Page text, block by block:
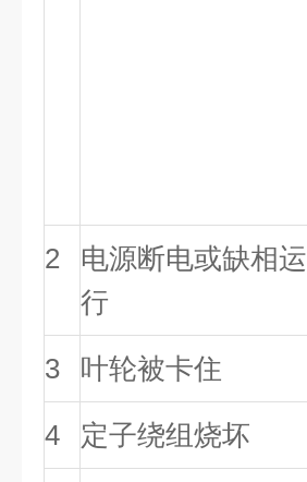
2
电源断电或缺相运
行
3 叶轮被卡住
4 定子绕组烧坏